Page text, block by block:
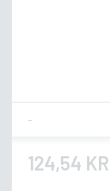
124,54 KR